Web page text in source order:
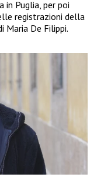
in Puglia, per poi
registrazioni della
Maria De Filippi.